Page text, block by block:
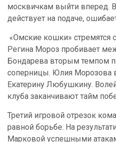
москвичкам выйти вперед.
действует на подаче,
«Омские кошки» стремятся
Регина Мороз пробивает
Бондарева вторым темпом
соперницы. Юлия Морозова
Екатерину Любушкину.
клуба заканчивают тайм
Третий игровой отрезок
равной борьбе. На
Марковой успешными